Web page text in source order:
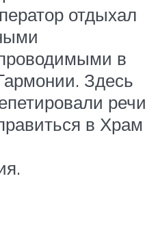
отдыхал
в
Здесь
речи
в Храм